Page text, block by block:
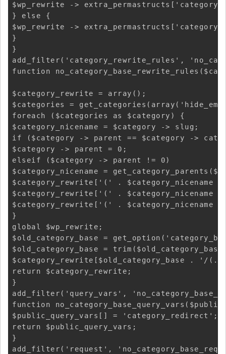
$wp_rewrite ->
} else {
$wp_rewrite ->
}
}
add_filter('category_rewrite_rules',
function
$category_rewrite = array();
$categories =
foreach ($categories as $category) {
$category_nicename = $category -> slug;
if ($category -> parent == $category ->
$category -> parent = 0;
elseif ($category -> parent != 0)
$category_nicename =
$category_rewrite['(' . $category_nicename
$category_rewrite['(' . $category_nicename
$category_rewrite['(' . $category_nicename
}
global $wp_rewrite;
$old_category_base =
$old_category_base =
$category_rewrite[$old_category_base . '/
return $category_rewrite;
}
add_filter('query_vars',
function
$public_query_vars[] = 'category_redirect';
return $public_query_vars;
}
add_filter('request',